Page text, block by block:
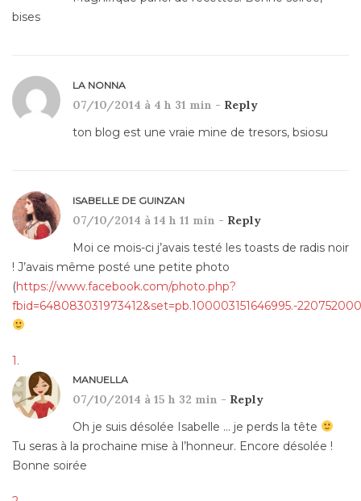
bises
LA NONNA
07/10/2014 à 4 h 31 min - Reply
ton blog est une vraie mine de tresors, bsiosu
ISABELLE DE GUINZAN
07/10/2014 à 14 h 11 min - Reply
Moi ce mois-ci j’avais testé les toasts de radis noir
! J’avais même posté une petite photo
(https://www.facebook.com/photo.php?
fbid=648083031973412&set=pb.100003151646995.-
MANUELLA
07/10/2014 à 15 h 32 min - Reply
Oh je suis désolée Isabelle … je perds la tête
Tu seras à la prochaine mise à l’honneur. Encore désolée !
Bonne soirée